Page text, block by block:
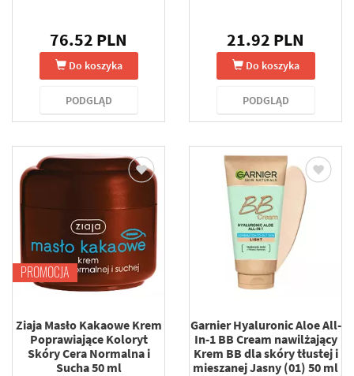
76.52 PLN
Do koszyka
PODGLĄD
21.92 PLN
Do koszyka
PODGLĄD
PROMOCJA
Ziaja Masło Kakaowe Krem
Poprawiające Koloryt
Skóry Cera Normalna i
Sucha 50 ml
Garnier Hyaluronic Aloe All-
In-1 BB Cream nawilżający
Krem BB dla skóry tłustej i
mieszanej Jasny (01) 50 ml